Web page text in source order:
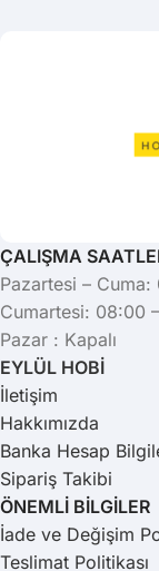
ÇALIŞMA
Pazartesi –
Cumartesi: 08:00
Pazar : Kapalı
EYLÜL HOBİ
İletişim
Hakkımızda
Banka Hesap
Sipariş Takibi
ÖNEMLİ BİLGİLER
İade ve Değişim
Teslimat Politikası